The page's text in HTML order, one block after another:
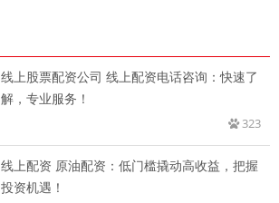
线上股票配资公司 线上配资电话咨询：快速了
解，专业服务！
323
线上配资 原油配资：低门槛撬动高收益，把握
投资机遇！